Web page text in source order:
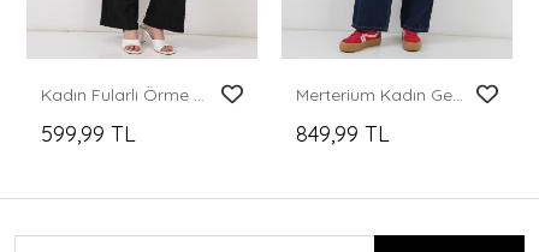
Kadın Fularlı Örme Pantolon 30070 - Siyah
599,99 TL
Merterium Kadın Geniş Paça Kot Pantolon 6706 - Lacivert
849,99 TL